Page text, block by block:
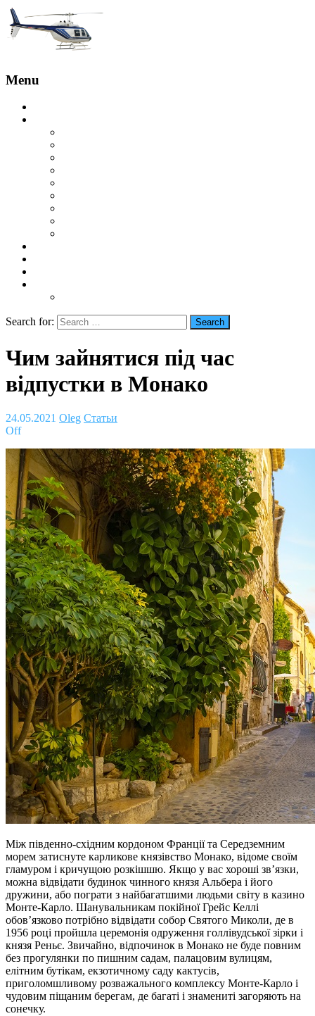
Menu
Search for:
Чим зайнятися під час
відпустки в Монако
24.05.2021 Oleg Статьи
Off
Між південно-східним кордоном Франції та Середземним
морем затиснуте карликове князівство Монако, відоме своїм
гламуром і кричущою розкішшю. Якщо у вас хороші зв’язки,
можна відвідати будинок чинного князя Альбера і його
дружини, або пограти з найбагатшими людьми світу в казино
Монте-Карло. Шанувальникам покійної Грейс Келлі
обов’язково потрібно відвідати собор Святого Миколи, де в
1956 році пройшла церемонія одруження голлівудської зірки і
князя Реньє. Звичайно, відпочинок в Монако не буде повним
без прогулянки по пишним садам, палацовим вулицям,
елітним бутікам, екзотичному саду кактусів,
приголомшливому розважального комплексу Монте-Карло і
чудовим піщаним берегам, де багаті і знамениті загоряють на
сонечку.